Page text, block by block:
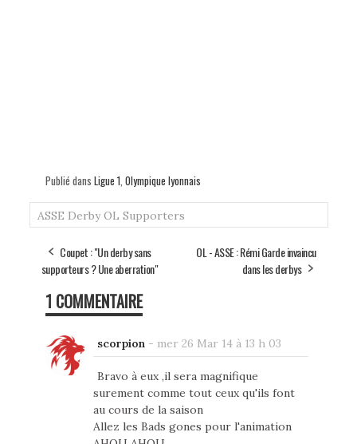
Publié dans Ligue 1 Olympique lyonnais
ASSE Derby OL Supporters
Coupet : "Un derby sans
supporteurs ? Une aberration"
OL - ASSE : Rémi Garde invaincu
dans les derbys
1 COMMENTAIRE
scorpion - mer 26 Mar 14 à 13 h 03
Bravo à eux ,il sera magnifique
surement comme tout ceux qu'ils font
au cours de la saison
Allez les Bads gones pour l'animation